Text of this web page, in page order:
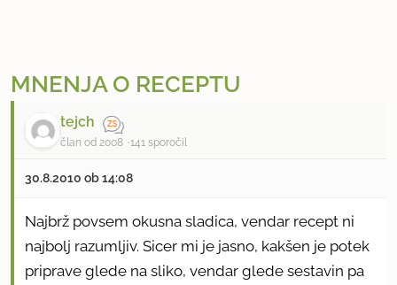
MNENJA O RECEPTU
tejch
član od 2008 141 sporočil
30.8.2010 ob 14:08
Najbrž povsem okusna sladica, vendar recept ni
najbolj razumljiv. Sicer mi je jasno, kakšen je potek
priprave glede na sliko, vendar glede sestavin pa